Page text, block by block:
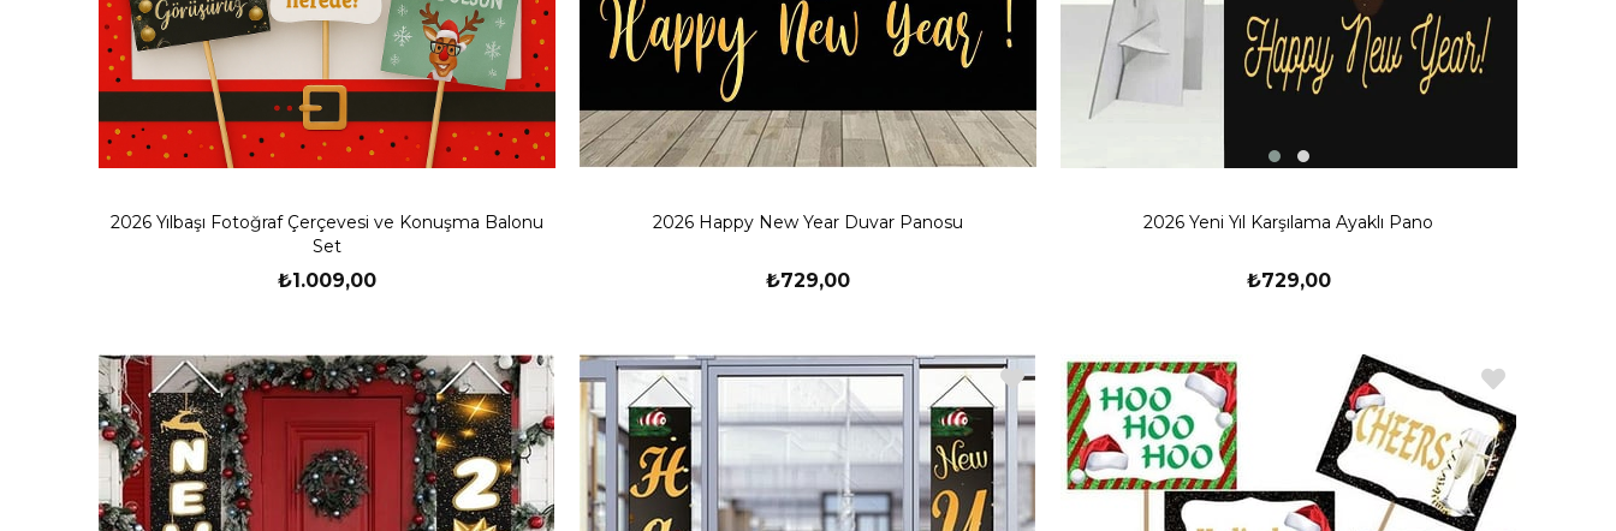
2026 Yılbaşı Fotoğraf Çerçevesi ve Konuşma Balonu
Set
₺1.009,00
2026 Happy New Year Duvar Panosu
₺729,00
2026 Yeni Yıl Karşılama Ayaklı Pano
₺729,00